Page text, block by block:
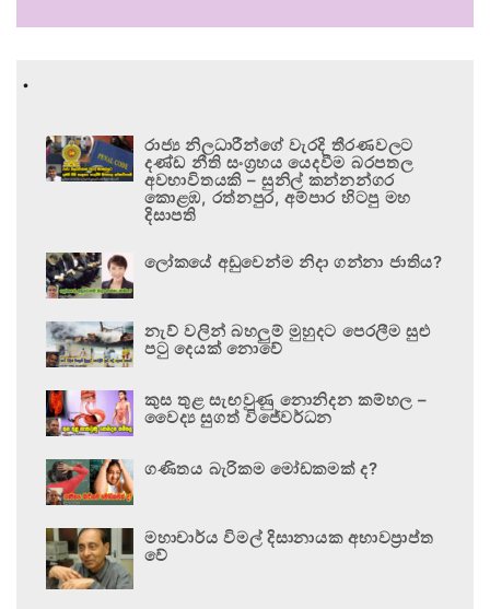
.
රාජ්‍ය නිලධාරීන්ගේ වැරදි තීරණවලට
දණ්ඩ නීති සංග්‍රහය යෙදවීම බරපතල
අවභාවිතයකි – සුනිල් කන්නන්ගර
කොළඹ, රත්නපුර, අම්පාර හිටපු මහ
දිසාපති
ලෝකයේ අඩුවෙන්ම නිදා ගන්නා ජාතිය?
නැව් වලින් බහලුම් මුහුදට පෙරලීම සුළු
පටු දෙයක් නොවේ
කුස තුළ සැඟවුණු නොනිදන කම්හල –
වෛද්‍ය සුගත් විජේවර්ධන
ගණිතය බැරිකම මෝඩකමක් ද?
මහාචාර්ය විමල් දිසානායක අභාවප්‍රාප්ත
වේ